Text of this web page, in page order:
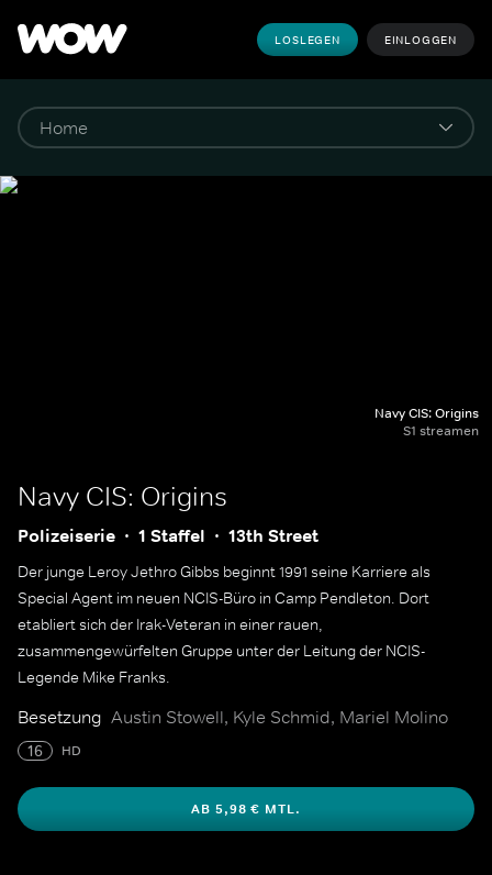
LOSLEGEN EINLOGGEN
Navy CIS: Origins
S1 streamen
Navy CIS: Origins
Polizeiserie 1 Staffel 13th Street
Der junge Leroy Jethro Gibbs beginnt 1991 seine Karriere als
Special Agent im neuen NCIS-Büro in Camp Pendleton. Dort
etabliert sich der Irak-Veteran in einer rauen,
zusammengewürfelten Gruppe unter der Leitung der NCIS-
Legende Mike Franks.
Besetzung Austin Stowell, Kyle Schmid, Mariel Molino
16 HD
AB 5,98 € MTL.